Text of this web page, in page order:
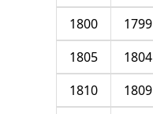
1799
1800
1804
1805
1809
1810